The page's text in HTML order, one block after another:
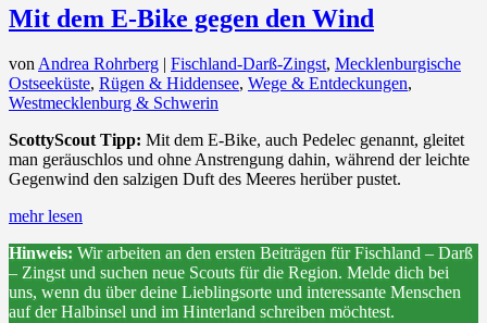
Mit dem E-Bike gegen den Wind
vonAndrea Rohrberg | Fischland-Darß-Zingst, Mecklenburgische
Ostseeküste, Rügen & Hiddensee, Wege & Entdeckungen,
Westmecklenburg & Schwerin
ScottyScout Tipp: Mit dem E-Bike, auch Pedelec genannt, gleitet
man geräuschlos und ohne Anstrengung dahin, während der leichte
Gegenwind den salzigen Duft des Meeres herüber pustet.
mehr lesen
Hinweis: Wir arbeiten an den ersten Beiträgen für Fischland – Darß
– Zingst und suchen neue Scouts für die Region. Melde dich bei
uns, wenn du über deine Lieblingsorte und interessante Menschen
auf der Halbinsel und im Hinterland schreiben möchtest.